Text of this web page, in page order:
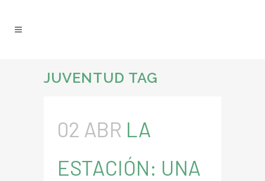
JUVENTUD TAG
02 ABR LA
ESTACIÓN: UNA